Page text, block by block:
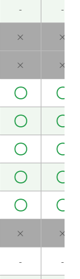
)
耐心
见。谢
。( 50
我中
- -
× ×
× ×
〇 〇
〇 〇
〇 〇
〇 〇
〇 〇
× ×
- -